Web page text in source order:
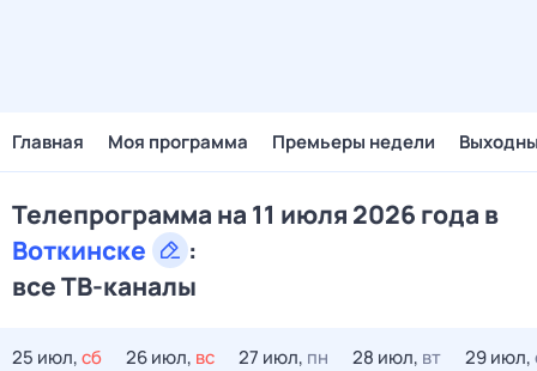
Главная Моя программа Премьеры недели
Телепрограмма на 11 июля 2026 года в
Воткинске
:
все ТВ-каналы
25 июл,сб 26 июл, вс 27 июл, пн 28 июл, вт 29 июл,